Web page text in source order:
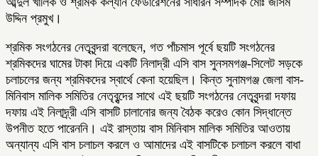
উদ্দিন প্রমুখ।
শ্রমিক সংগঠনের নেতৃবৃন্দরা বলেছেন, গত পাঁচমাস পূর্বে ছয়টি সংগঠনের
শ্রমিকদের ঘামের টাকা দিয়ে একটি নিলাদ্রী এসি বাস সুনসমগঞ্জ-সিলেট সড়কে
চলাচলের জন্য শ্রমিকদের স্বার্থে কেনা হয়েছিল। কিন্ত সুনামগঞ্জ জেলা বাস-
মিনিবাস মালিক সমিতির নেতৃবৃন্দের সাথে এই ছয়টি সংগঠনের নেতৃবৃন্দরা দফায়
দফায় এই নিলাদ্র্রী এসি বাসটি চালানোর জন্য বৈঠক করেও কোন সিদ্ধান্তে
উপনীত হতে পারেননি। এই রাস্তায় বাস মিনিবাস মালিক সমিতির আওতায়
অন্যান্য এসি বাস চলাচল করলে ও আমাদের এই বাসটিকে চলাচল করলে বাধা